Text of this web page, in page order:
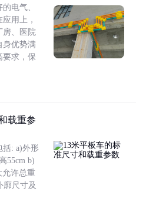
电气、
用上，
房、医院
身优势满
要求，保
载重参
括: a)外形
55cm b)
允许总重
廓尺寸及